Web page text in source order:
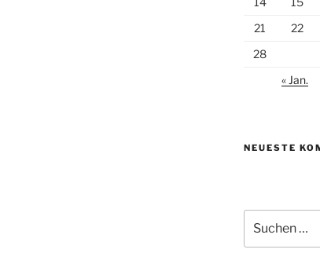
21
22
28
« Jan.
NEUESTE
nach: